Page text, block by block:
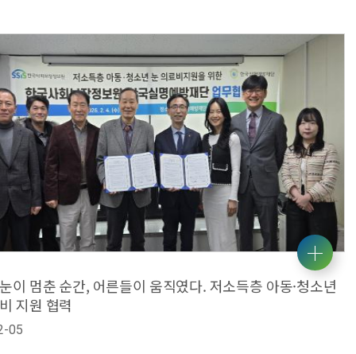
이 멈춘 순간, 어른들이 움직였다. 저소득층 아동·청소년
지원 협력
05